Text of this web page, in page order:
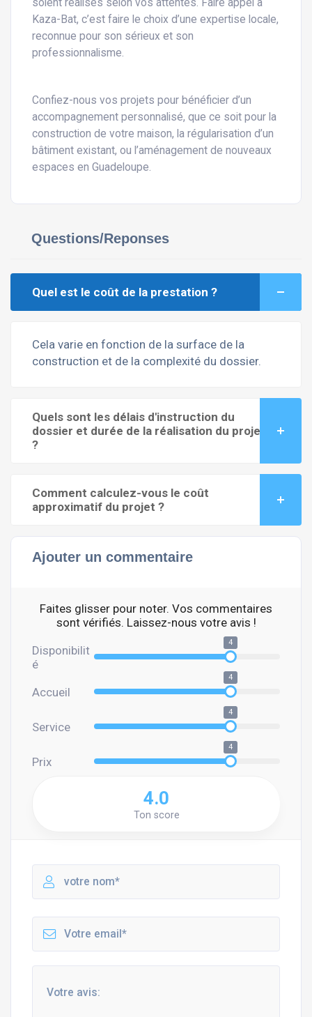
Kaza-Bat, c’est faire le choix d’une expertise locale,
reconnue pour son sérieux et son
professionnalisme.
Confiez-nous vos projets pour bénéficier d’un
accompagnement personnalisé, que ce soit pour la
construction de votre maison, la régularisation d’un
bâtiment existant, ou l’aménagement de nouveaux
espaces en Guadeloupe.
Questions/Reponses
Quel est le coût de la prestation ?
Cela varie en fonction de la surface de la
construction et de la complexité du dossier.
Quels sont les délais d'instruction du
dossier et durée de la réalisation du projet
?
Comment calculez-vous le coût
approximatif du projet ?
Ajouter un commentaire
Faites glisser pour noter. Vos commentaires
sont vérifiés. Laissez-nous votre avis !
Disponibilit
é
4
Accueil
4
Service
4
Prix
4
4.0
Ton score